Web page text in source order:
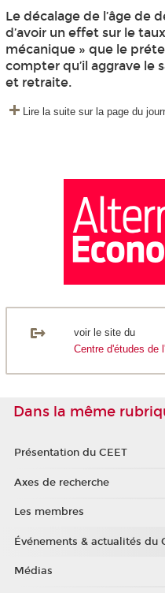
Le décalage de l’âge de
d’avoir un effet sur le
mécanique » que le
compter qu’il aggrave le
et retraite.
Lire la suite sur la page du
voir le site du
Centre d'études de
Dans la même
Présentation du CEET
Axes de recherche
Les membres
Événements & actualités du
Médias